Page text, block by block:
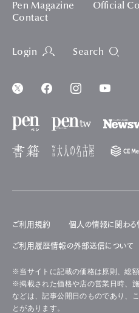
Pen Magazine Official
Contact
Login Search
ご利用規約 個人の情報に関わる
ご利用履歴情報の外部送信について
※当サイトに記載の価格は原則、総額
※掲載された価格や店の営業日時、
などは、記事公開日のものであり、
とがあります。